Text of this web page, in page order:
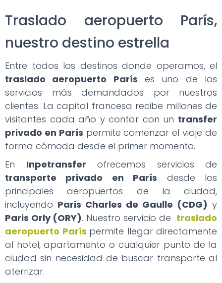
Traslado aeropuerto París,
nuestro destino estrella
Entre todos los destinos donde operamos, el
traslado aeropuerto París es uno de los
servicios más demandados por nuestros
clientes. La capital francesa recibe millones de
visitantes cada año y contar con un transfer
privado en París permite comenzar el viaje de
forma cómoda desde el primer momento.
En Inpetransfer ofrecemos servicios de
transporte privado en París desde los
principales aeropuertos de la ciudad,
incluyendo Paris Charles de Gaulle (CDG) y
Paris Orly (ORY). Nuestro servicio de traslado
aeropuerto París permite llegar directamente
al hotel, apartamento o cualquier punto de la
ciudad sin necesidad de buscar transporte al
aterrizar.